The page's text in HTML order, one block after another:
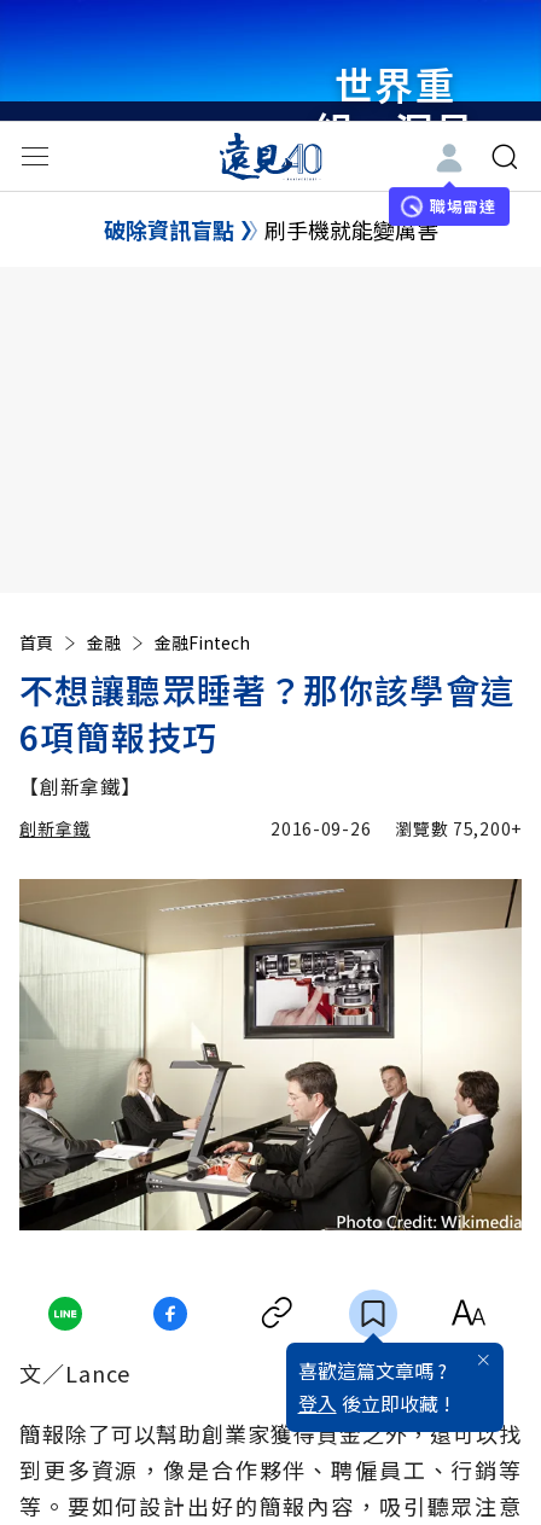
世界重
組・洞見
未來 與
世界領袖
職場雷達
破除資訊盲點 刷手機就能變厲害
首頁 金融 金融Fintech
不想讓聽眾睡著？那你該學會這
6項簡報技巧
【創新拿鐵】
創新拿鐵 2016-09-26 瀏覽數 75,200+
喜歡這篇文章嗎 ?
登入 後立即收藏 !
文／Lance
簡報除了可以幫助創業家獲得資金之外，還可以找
到更多資源，像是合作夥伴、聘僱員工、行銷等
等。要如何設計出好的簡報內容，吸引聽眾注意